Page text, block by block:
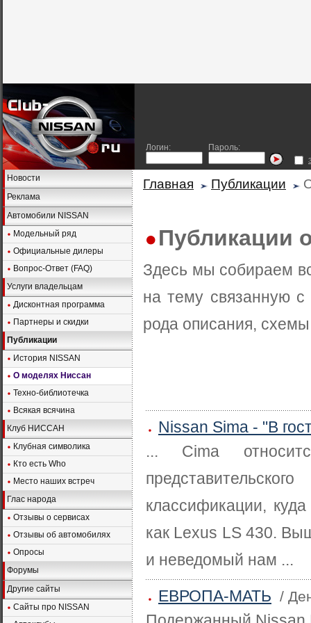
Логин: Пароль:
Новости
Реклама
Автомобили NISSAN
Модельный ряд
Официальные дилеры
Вопрос-Ответ (FAQ)
Услуги владельцам
Дисконтная программа
Партнеры и скидки
Публикации
История NISSAN
О моделях Ниссан
Техно-библиотечка
Всякая всячина
Клуб НИССАН
Клубная символика
Кто есть Who
Место наших встреч
Глас народа
Отзывы о сервисах
Отзывы об автомобилях
Опросы
Форумы
Другие сайты
Сайты про NISSAN
Главная Публикации
Публикации
Здесь мы собираем
на тему связанную
рода описания,
Nissan Sima - "В
... Cima
классификации,
как Lexus LS 430.
и неведомый нам ...
ЕВРОПА-МАТЬ /